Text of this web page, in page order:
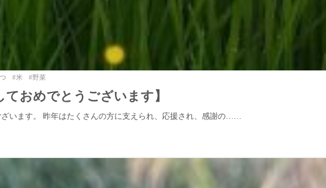
#米 #野菜
ておめでとうございます】
います。 昨年はたくさんの方に支えられ、応援され、感謝の……